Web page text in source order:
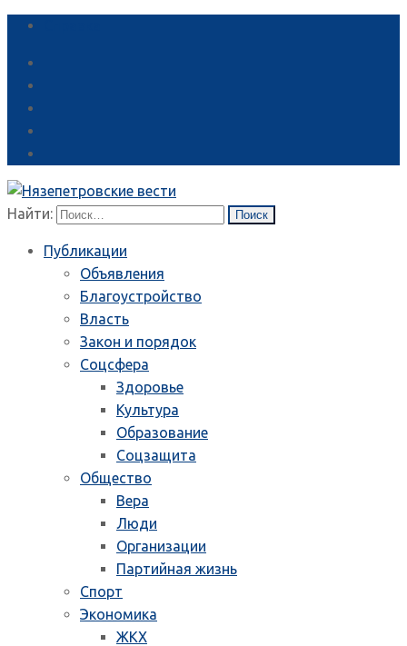
Найти:
Публикации
Объявления
Благоустройство
Власть
Закон и порядок
Соцсфера
Здоровье
Культура
Образование
Соцзащита
Общество
Вера
Люди
Организации
Партийная жизнь
Спорт
Экономика
ЖКХ